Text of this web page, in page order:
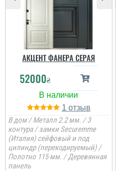
Коля
АКЦЕНТ ФАНЕРА СЕРАЯ
52000₴
1
В дом / Металл 2.2 мм. / 3
контура / замки Securemme
(Италия) сейфовый и под
цилиндр (перекодируемый) /
Полотно 115 мм. / Деревянная
панель